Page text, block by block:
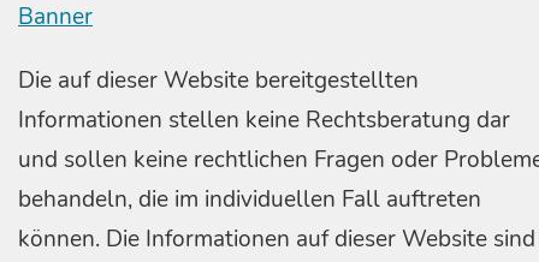
Banner
Die auf dieser Website bereitgestellten
Informationen stellen keine Rechtsberatung dar
und sollen keine rechtlichen Fragen oder
behandeln, die im individuellen Fall auftreten
können. Die Informationen auf dieser Website sind